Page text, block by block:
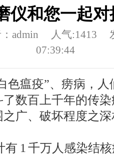
仪和您一起
admin 人气:1413
07:39:44
色瘟疫”、痨病，
数百上千年的传
广、破坏程度之
1 千万人感染结核